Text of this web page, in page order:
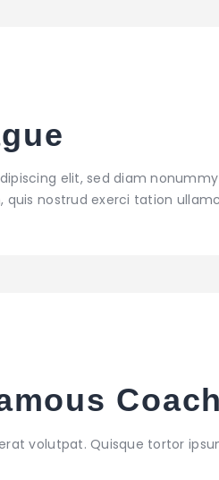
elit, sed diam
nostrud exerci tation
Coach
volutpat. Quisque tortor